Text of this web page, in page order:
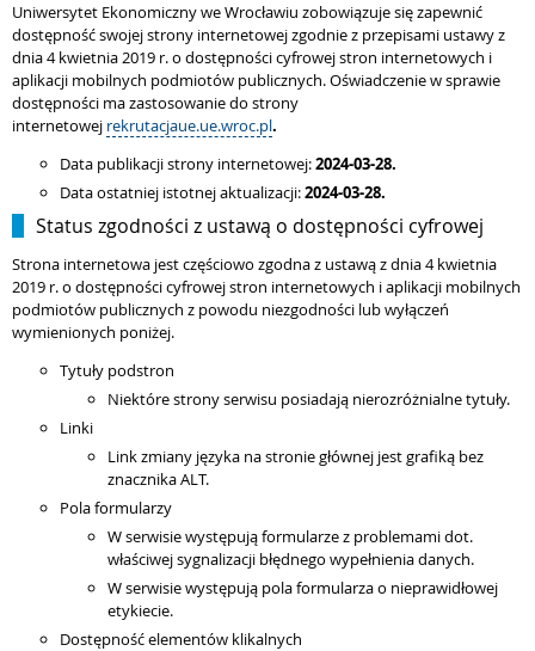
Uniwersytet Ekonomiczny we Wrocławiu zobowiązuje się zapewnić
dostępność swojej strony internetowej zgodnie z przepisami ustawy z
dnia 4 kwietnia 2019 r. o dostępności cyfrowej stron internetowych i
aplikacji mobilnych podmiotów publicznych. Oświadczenie w sprawie
dostępności ma zastosowanie do strony
internetowej rekrutacjaue.ue.wroc.pl.
Data publikacji strony internetowej:2024-03-28.
Data ostatniej istotnej aktualizacji:2024-03-28.
Status zgodności z ustawą o dostępności cyfrowej
Strona internetowa jest częściowo zgodna z ustawą z dnia 4 kwietnia
2019 r. o dostępności cyfrowej stron internetowych i aplikacji mobilnych
podmiotów publicznych z powodu niezgodności lub wyłączeń
wymienionych poniżej.
Tytuły podstron
Niektóre strony serwisu posiadają nierozróżnialne tytuły.
Linki
Link zmiany języka na stronie głównej jest grafiką bez
znacznika ALT.
Pola formularzy
W serwisie występują formularze z problemami dot.
właściwej sygnalizacji błędnego wypełnienia danych.
W serwisie występują pola formularza o nieprawidłowej
etykiecie.
Dostępność elementów klikalnych